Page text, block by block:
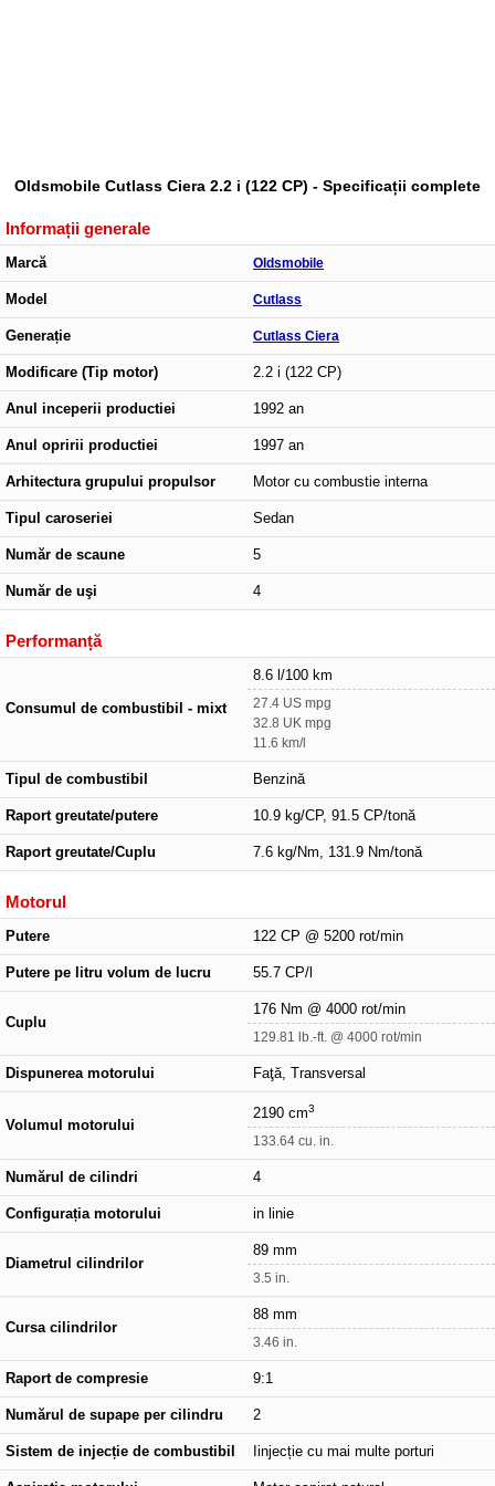
Oldsmobile Cutlass Ciera 2.2 i (122 CP) - Specificații complete
Informații generale
Marcă Oldsmobile
Model Cutlass
Generație Cutlass Ciera
Modificare (Tip motor) 2.2 i (122 CP)
Anul inceperii productiei 1992 an
Anul opririi productiei 1997 an
Arhitectura grupului propulsor Motor cu combustie interna
Tipul caroseriei Sedan
Număr de scaune 5
Număr de uşi 4
Performanță
Consumul de combustibil - mixt
8.6 l/100 km
27.4 US mpg
32.8 UK mpg
11.6 km/l
Tipul de combustibil Benzină
Raport greutate/putere 10.9 kg/CP, 91.5 CP/tonă
Raport greutate/Cuplu 7.6 kg/Nm, 131.9 Nm/tonă
Motorul
Putere 122 CP @ 5200 rot/min
Putere pe litru volum de lucru 55.7 CP/l
Cuplu
176 Nm @ 4000 rot/min
129.81 lb.-ft. @ 4000 rot/min
Dispunerea motorului Faţă, Transversal
Volumul motorului
2190 cm3
133.64 cu. in.
Numărul de cilindri 4
Configurația motorului in linie
Diametrul cilindrilor
89 mm
3.5 in.
Cursa cilindrilor
88 mm
3.46 in.
Raport de compresie 9:1
Numărul de supape per cilindru 2
Sistem de injecție de combustibil Iinjecție cu mai multe porturi